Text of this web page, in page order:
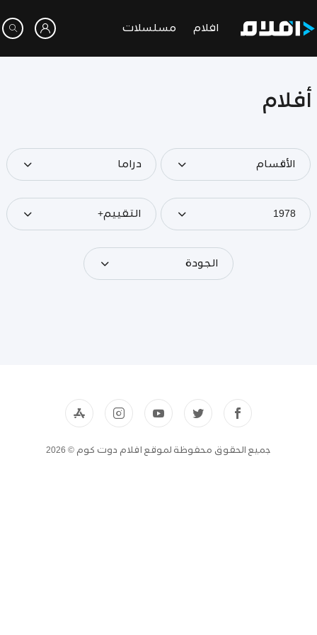
افلام مسلسلات
أفلام
الأقسام دراما
1978 التقييم+
الجودة
جميع الحقوق محفوظة لموقع افلام دوت كوم © 2026